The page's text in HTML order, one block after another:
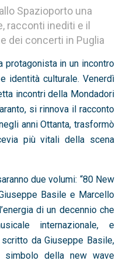
Spazioporto una
racconti inediti e il
dei concerti in Puglia
protagonista in un incontro
identità culturale. Venerdì
incontri della Mondadori
si rinnova il racconto
anni Ottanta, trasformò
più vitali della scena
due volumi: “80 New
Basile e Marcello
di un decennio che
internazionale, e
da Giuseppe Basile,
simbolo della new wave